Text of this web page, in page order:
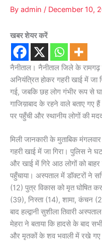
By admin / December 10,
खबर शेयर करें
नैनीताल। नैनीताल जिले के
अनियंत्रित होकर गहरी खाई में जा
गई, जबकि छह लोग गंभीर रूप से
गाजिय़ाबाद के रहने वाले बताए गए
पर पहुँची और स्थानीय लोगों की
मिली जानकारी के मुताबिक
गहरी खाई में जा गिरा। पुलिस ने
और खाई में गिरे आठ लोगों को
पहुँचाया। अस्पताल में डॉक्टरों ने
(12) पुत्र विकास को मृत घोषित
(39), निस्ता (14), शामा, कंचन
बाद हल्द्वानी सुशीला तिवारी
मेहरा ने बताया कि हादसे के बाद
और मृतकों के शव भवाली में रखे गए